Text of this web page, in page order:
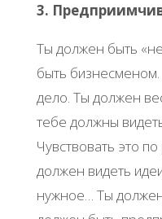
3.
Ты должен быть
быть
дело. Ты должен
тебе должны
Чувствовать это
должен видеть
нужное… Ты